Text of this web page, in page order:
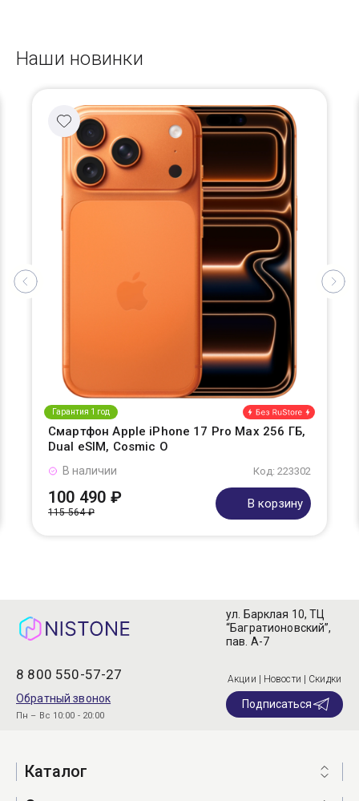
Наши новинки
Гарантия 1 год
Смартфон Apple iPhone 17 Pro Max 256 ГБ,
Dual eSIM, Cosmic O
Код: 223302
В наличии
100 490 ₽
115 564 ₽
В корзину
8 800 550-57-27
Обратный звонок
Пн – Вс 10:00 - 20:00
ул. Барклая 10, ТЦ
“Багратионовский”,
пав. А-7
Акции | Новости | Скидки
Подписаться
Каталог